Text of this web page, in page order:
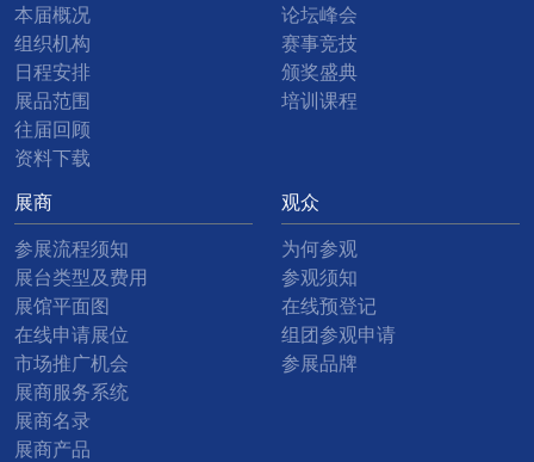
本届概况
组织机构
日程安排
展品范围
往届回顾
资料下载
论坛峰会
赛事竞技
颁奖盛典
培训课程
展商
参展流程须知
展台类型及费用
展馆平面图
在线申请展位
市场推广机会
展商服务系统
展商名录
展商产品
观众
为何参观
参观须知
在线预登记
组团参观申请
参展品牌